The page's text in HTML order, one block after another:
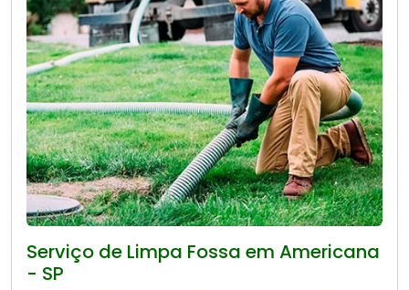
Serviço de Limpa Fossa em Americana
- SP